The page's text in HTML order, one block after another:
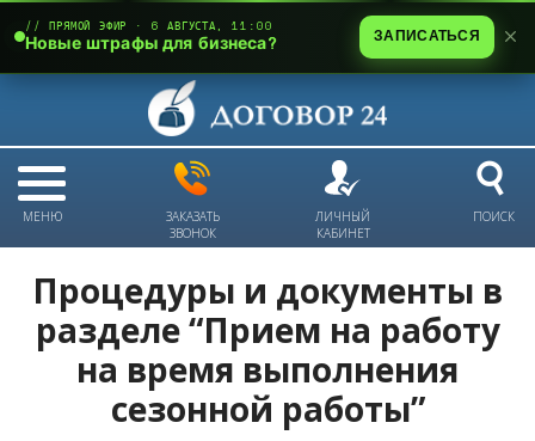
МЕНЮ
ЗАКАЗАТЬ
ЗВОНОК
ЛИЧНЫЙ
КАБИНЕТ
ПОИСК
Процедуры и документы в
разделе “Прием на работу
на время выполнения
сезонной работы”
// ПРЯМОЙ ЭФИР · 6 АВГУСТА, 11:00
Новые штрафы для бизнеса? ЗАПИСАТЬСЯ